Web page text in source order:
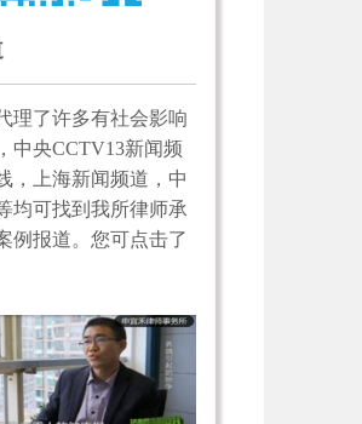
理了许多有社会影响
中央CCTV13新闻频
，上海新闻频道，中
均可找到我所律师承
例报道。您可点击了